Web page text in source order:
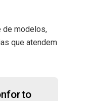
de modelos,
que atendem